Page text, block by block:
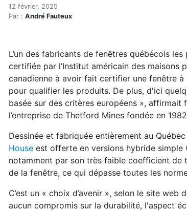
Accueil
Articles
Premières fenêtres hybrides certifiées
Premières fenêtres
12 février, 2025
Par : André Fauteux
L’un des fabricants de fenêtres québécois
certifiée par l’Institut américain des maisons
canadienne à avoir fait certifier une fenêtre
pour qualifier les produits. De plus, d'ici
basée sur des critères européens », affirmait
l’entreprise de Thetford Mines fondée en
Dessinée et fabriquée entièrement au
House est offerte en versions hybride simple
notamment par son très faible coefficient de
de la fenêtre, ce qui dépasse toutes les
C’est un « choix d’avenir », selon le site
aucun compromis sur la durabilité, l'aspect